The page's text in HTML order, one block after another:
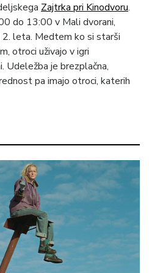
Zajtrka pri Kinodvoru.
do 13:00 v Mali dvorani,
leta. Medtem ko si starši
otroci uživajo v igri
Udeležba je brezplačna,
pa imajo otroci, katerih